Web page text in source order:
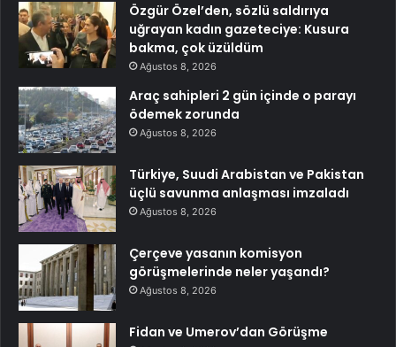
Özgür Özel’den, sözlü saldırıya
uğrayan kadın gazeteciye: Kusura
bakma, çok üzüldüm
Ağustos 8, 2026
Araç sahipleri 2 gün içinde o parayı
ödemek zorunda
Ağustos 8, 2026
Türkiye, Suudi Arabistan ve Pakistan
üçlü savunma anlaşması imzaladı
Ağustos 8, 2026
Çerçeve yasanın komisyon
görüşmelerinde neler yaşandı?
Ağustos 8, 2026
Fidan ve Umerov’dan Görüşme